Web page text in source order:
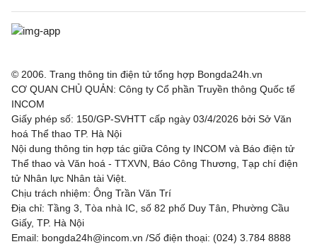
© 2006. Trang thông tin điện tử tổng hợp Bongda24h.vn
CƠ QUAN CHỦ QUẢN: Công ty Cổ phần Truyền thông Quốc tế
INCOM
Giấy phép số: 150/GP-SVHTT cấp ngày 03/4/2026 bởi Sở Văn
hoá Thể thao TP. Hà Nội
Nội dung thông tin hợp tác giữa Công ty INCOM và Báo điện tử
Thể thao và Văn hoá - TTXVN, Báo Công Thương, Tạp chí điện
tử Nhân lực Nhân tài Việt.
Chịu trách nhiệm: Ông Trần Văn Trí
Địa chỉ: Tầng 3, Tòa nhà IC, số 82 phố Duy Tân, Phường Cầu
Giấy, TP. Hà Nội
Email: bongda24h@incom.vn /Số điện thoại: (024) 3.784 8888